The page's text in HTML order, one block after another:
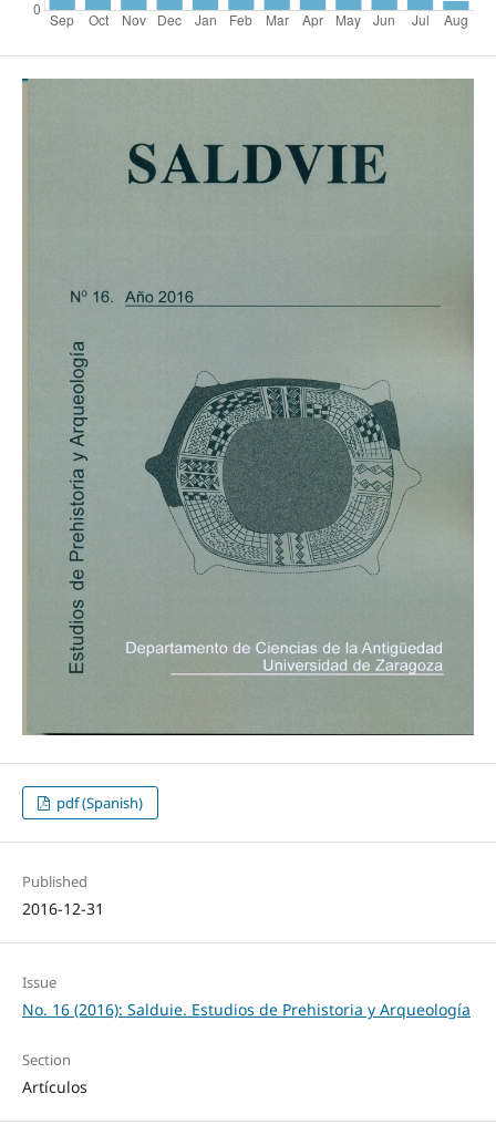
pdf (Spanish)
Published
2016-12-31
Issue
No. 16 (2016): Salduie. Estudios de Prehistoria y Arqueología
Section
Artículos